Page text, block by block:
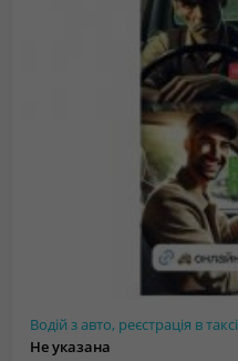
Водій з авто, реєстрація в таксі
Не указана